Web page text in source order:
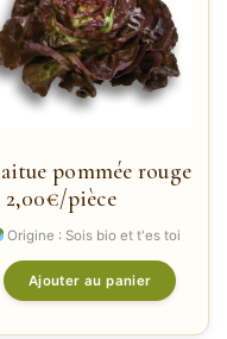
pommée rouge
2,00€/pièce
Origine : Sois bio et t'es toi
Ajouter au panier